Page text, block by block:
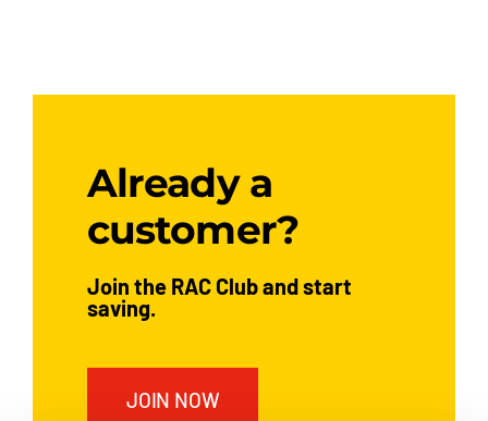
Already a
customer?
Join the RAC Club and start
saving.
JOIN NOW